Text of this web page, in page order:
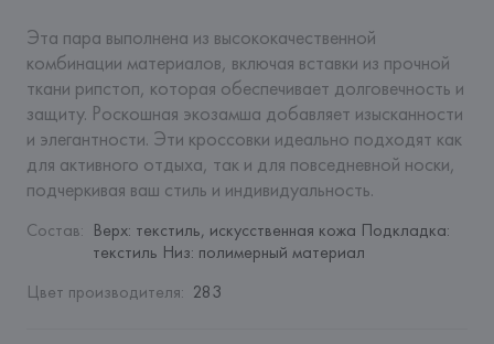
Эта пара выполнена из высококачественной
комбинации материалов, включая вставки из прочной
ткани рипстоп, которая обеспечивает долговечность и
защиту. Роскошная экозамша добавляет изысканности
и элегантности. Эти кроссовки идеально подходят как
для активного отдыха, так и для повседневной носки,
подчеркивая ваш стиль и индивидуальность.
Состав: Верх: текстиль, искусственная кожа Подкладка:
текстиль Низ: полимерный материал
Цвет производителя: 283